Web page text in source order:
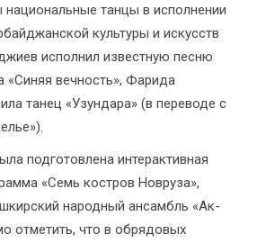
танцы в исполнении
культуры и искусств
исполнил известную песню
«Синяя вечность», Фарида
танец «Узундара» (в переводе с
подготовлена интерактивная
«Семь костров Новруза»,
народный ансамбль «Ак-
отметить, что в обрядовых